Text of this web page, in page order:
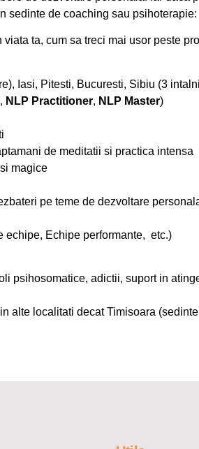
sedinte de coaching sau psihoterapie:
ta, cum sa treci mai usor peste
Iasi, Pitesti, Bucuresti, Sibiu (3
, NLP Practitioner, NLP Master)
de meditatii si practica intensa
magice
pe teme de dezvoltare
echipe, Echipe performante, etc.)
psihosomatice, adictii, suport in
alte localitati decat Timisoara